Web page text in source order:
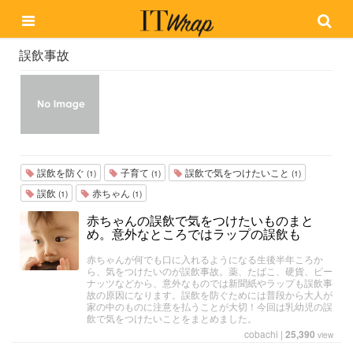
誤飲事故
誤飲を防ぐ (1) 子育て (1) 誤飲で気をつけたいこと (1)
誤飲 (1) 赤ちゃん (1)
赤ちゃんの誤飲で気をつけたいものまと
め。意外なところではラップの誤飲も
赤ちゃんが何でも口に入れるようになる生後半年ころか
ら、気をつけたいのが誤飲事故。薬、たばこ、硬貨、ピー
ナッツなどから、意外なものでは新聞紙やラップも誤飲事
故の原因になります。誤飲を防ぐためには普段から大人が
家の中のものに注意を払うことが大切！今回は乳幼児の誤
飲で気をつけたいことをまとめました。
cobachi | 25,390 view